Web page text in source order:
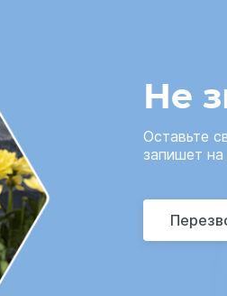
Не
Оставьте
запишет